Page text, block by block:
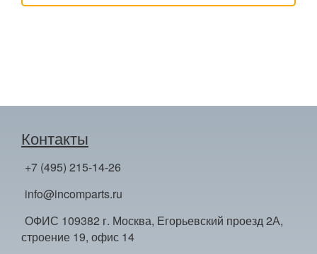
Контакты
+7 (495) 215-14-26
info@incomparts.ru
ОФИС 109382 г. Москва, Егорьевский проезд 2А,
строение 19, офис 14